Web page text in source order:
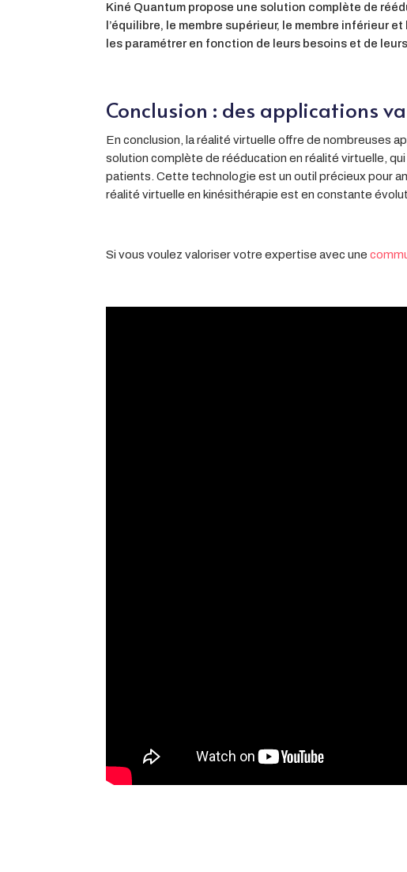
Kiné Quantum propose une solution complète de
l’équilibre, le membre supérieur, le membre
les paramétrer en fonction de leurs besoins et de
Conclusion : des applications
En conclusion, la réalité virtuelle offre de nombreuses
solution complète de rééducation en réalité virtuelle,
patients. Cette technologie est un outil précieux pour
réalité virtuelle en kinésithérapie est en constante
Si vous voulez valoriser votre expertise avec une